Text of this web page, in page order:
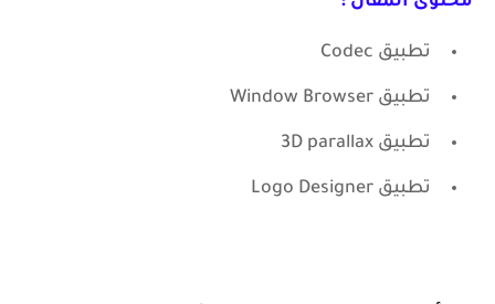
تطبيق Codec
تطبيق Window Browser
تطبيق 3D parallax
تطبيق Logo Designer